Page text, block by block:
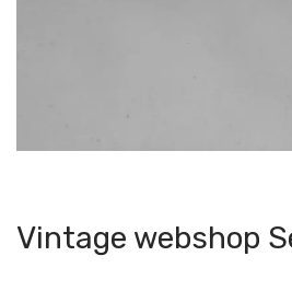
Vintage webshop